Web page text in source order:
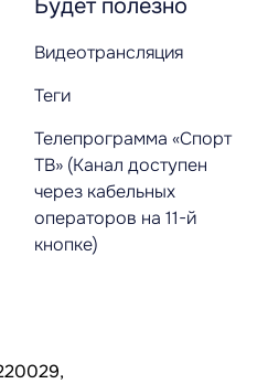
Будет полезно
Видеотрансляция
Теги
Телепрограмма «Спорт
ТВ» (Канал доступен
через кабельных
операторов на 11-й
кнопке)